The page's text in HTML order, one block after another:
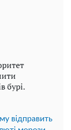
бурі.
відправить